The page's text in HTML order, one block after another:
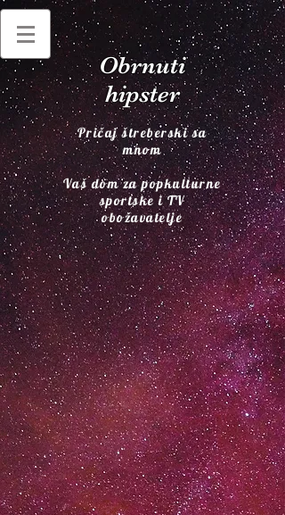
Obrnuti
hipster
Pričaj štreberski sa
mnom
Vaš dom za popkulturne
sportske i TV
obožavatelje